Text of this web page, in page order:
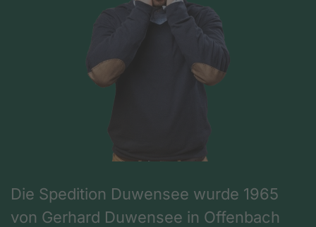
Die Spedition Duwensee wurde 1965
von Gerhard Duwensee in Offenbach